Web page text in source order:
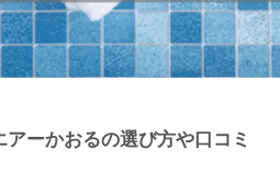
アーかおるの選び方や口コミ